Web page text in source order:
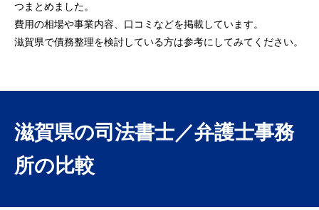
つまとめました。
費用の相場や事業内容、口コミなどを掲載しています。
滋賀県で債務整理を検討している方は参考にしてみてください。
滋賀県の司法書士／弁護士事務
所の比較